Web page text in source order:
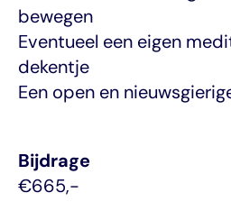
bewegen
Eventueel een eigen
dekentje
Een open en
Bijdrage
€665,-